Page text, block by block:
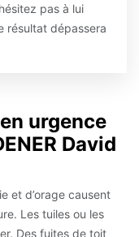
pas à lui
résultat dépassera
urgence
David
et d’orage causent
Les tuiles ou les
Des fuites de toit